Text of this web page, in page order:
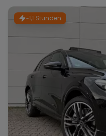
~1,1 Stunden